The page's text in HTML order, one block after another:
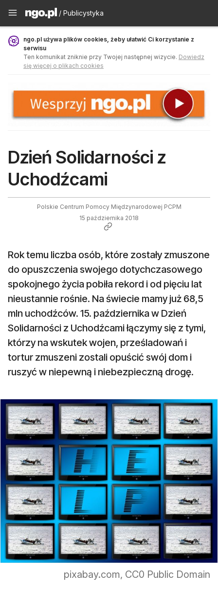
Publicystyka - ngo.pl
/ Publicystyka
ngo.pl używa plików cookies, żeby ułatwić Ci korzystanie z
serwisu
Ten komunikat zniknie przy Twojej następnej wizycie. Dowiedz
się więcej o plikach cookies
Dzień Solidarności z
Uchodźcami
Polskie Centrum Pomocy Międzynarodowej PCPM
15 października 2018
Rok temu liczba osób, które zostały zmuszone
do opuszczenia swojego dotychczasowego
spokojnego życia pobiła rekord i od pięciu lat
nieustannie rośnie. Na świecie mamy już 68,5
mln uchodźców. 15. października w Dzień
Solidarności z Uchodźcami łączymy się z tymi,
którzy na wskutek wojen, prześladowań i
tortur zmuszeni zostali opuścić swój dom i
ruszyć w niepewną i niebezpieczną drogę.
pixabay.com, CC0 Public Domain